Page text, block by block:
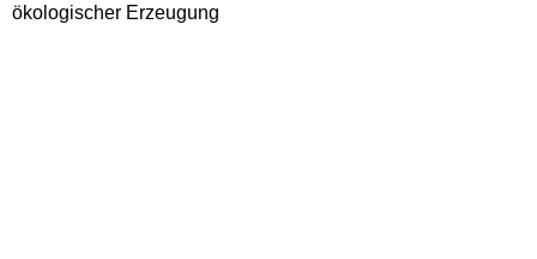
ökologischer Erzeugung